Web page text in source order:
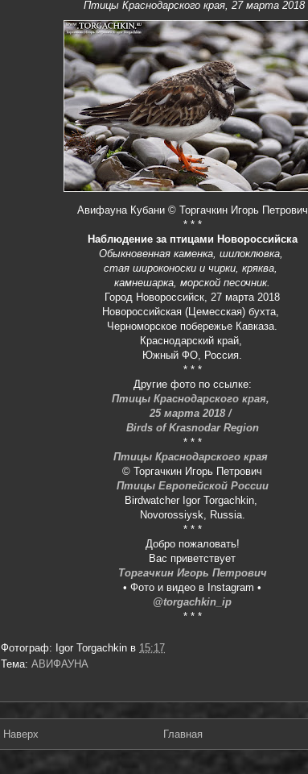
Птицы Краснодарского края, 27 марта 2018
Авифауна Кубани © Торгачкин Игорь Петрович
* * *
Наблюдение за птицами Новороссийска
Обыкновенная каменка, шилоклювка,
стая широконоски и чирки, кряква,
камнешарка, морской песочник.
Город Новороссийск, 27 марта 2018
Новороссийская (Цемесская) бухта,
Черноморское побережье Кавказа.
Краснодарский край,
Южный ФО, Россия.
* * *
Другие фото по ссылке:
Птицы Краснодарского края,
25 марта 2018 /
Birds of Krasnodar Region
* * *
Птицы Краснодарского края
© Торгачкин Игорь Петрович
Птицы Европейской России
Birdwatcher Igor Torgachkin,
Novorossiysk, Russia.
* * *
Добро пожаловать!
Вас приветствует
Торгачкин Игорь Петрович
• Фото и видео в Instagram •
@torgachkin_ip
* * *
Фотограф: Igor Torgachkin в 15:17
Тема: АВИФАУНА
Наверх Главная